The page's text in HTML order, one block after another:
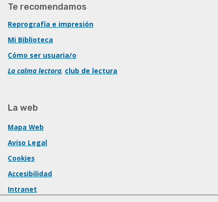
Te recomendamos
Reprografía e impresión
Mi Biblioteca
Cómo ser usuaria/o
La calma lectora, club de lectura
La web
Mapa Web
Aviso Legal
Cookies
Accesibilidad
Intranet